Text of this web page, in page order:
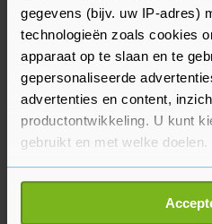
gegevens (bijv. uw IP-adres)
technologieën zoals cookies
apparaat op te slaan en te
gepersonaliseerde
advertenties en content,
productontwikkeling. U kunt
gebruikt en met welke doelen.
Als u het toestaat, willen we
Informatie